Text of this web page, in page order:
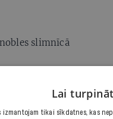
slimnīcā
Lai
izmantojam tikai sīkdatnes, kas